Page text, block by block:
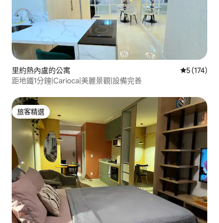
里約熱內盧的公寓 從 174 則
5 (174)
距地鐵1分鐘|Carioca|美麗景觀|設備完善
旅客精選
旅客精選